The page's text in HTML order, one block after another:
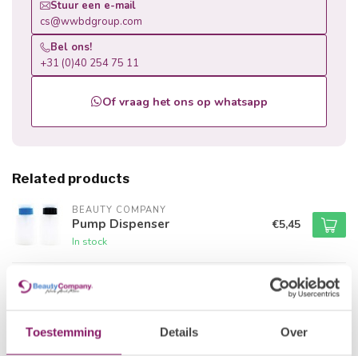
Toestemming Details Over
Stuur een e-mail
cs@wwbdgroup.com
Bel ons!
+31 (0)40 254 75 11
Of vraag het ons op whatsapp
Related products
BEAUTY COMPANY
Pump Dispenser
In stock
€5,45
BEAUTY COMPANY
€30,19